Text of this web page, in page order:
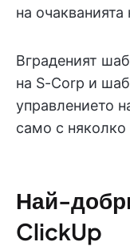
на
Вграденият
на S-Corp и
управлението
само с
Най-
ClickUp